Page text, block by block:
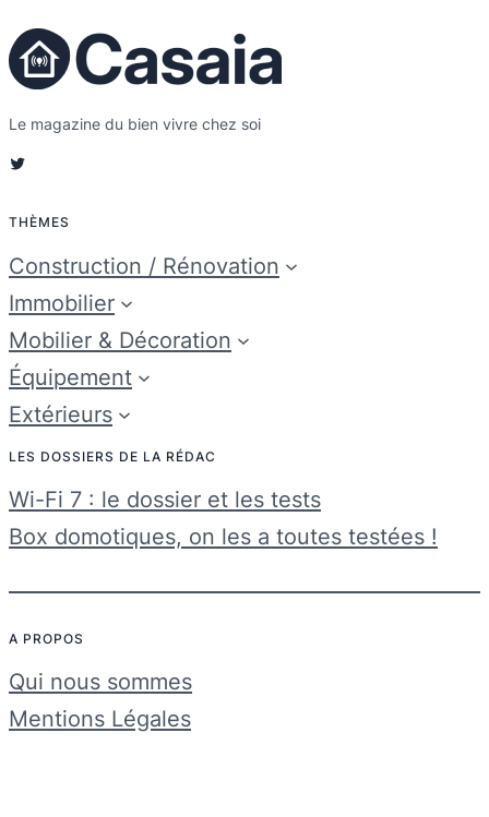
Le magazine du bien vivre chez soi
Twitter
THÈMES
Construction / Rénovation
Immobilier
Mobilier & Décoration
Équipement
Extérieurs
LES DOSSIERS DE LA RÉDAC
Wi-Fi 7 : le dossier et les tests
Box domotiques, on les a toutes testées !
A PROPOS
Qui nous sommes
Mentions Légales